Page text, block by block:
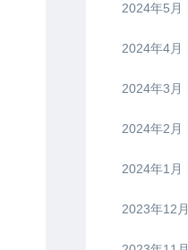
2024年5月
2024年4月
2024年3月
2024年2月
2024年1月
2023年12月